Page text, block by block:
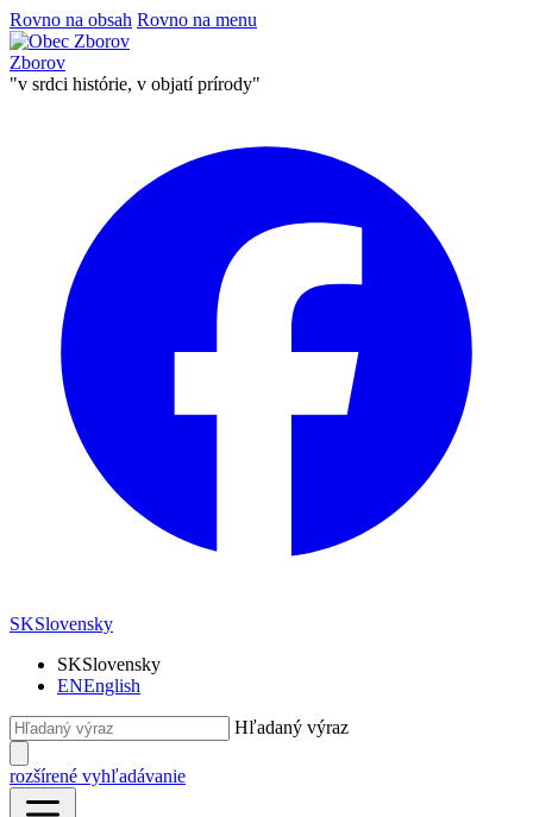
Rovno na obsah Rovno na menu
Zborov
"v srdci histórie, v objatí prírody"
SKSlovensky
SKSlovensky
ENEnglish
Hľadaný výraz
rozšírené vyhľadávanie